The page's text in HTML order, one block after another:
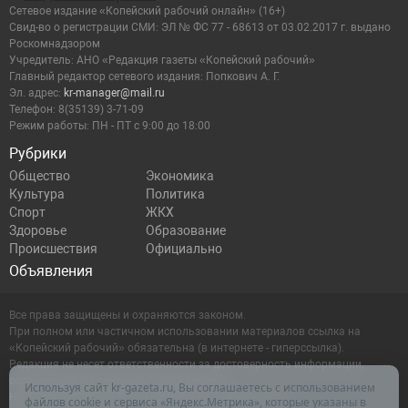
Рубрики
Общество
Экономика
Культура
Политика
Спорт
ЖКХ
Здоровье
Образование
Происшествия
Официально
Объявления
Сетевое издание «Копейский рабочий онлайн» (16+)
Cвид-во о регистрации СМИ: ЭЛ № ФС 77 - 68613 от 03.02.2017 г. выдано
Роскомнадзором
Учредитель: АНО «Редакция газеты «Копейский рабочий»
Главный редактор сетевого издания: Попкович А. Г.
Эл. адрес: kr-manager@mail.ru
Телефон: 8(35139) 3-71-09
Режим работы: ПН - ПТ с 9:00 до 18:00
Все права защищены и охраняются законом.
При полном или частичном использовании материалов ссылка на
«Копейский рабочий» обязательна (в интернете - гиперссылка).
Редакция не несет ответственности за достоверность информации,
содержащейся в рекламных объявлениях.
Настоящий ресурс может содержать материалы 16+
Используя сайт kr-gazeta.ru, Вы соглашаетесь с использованием
файлов cookie и сервиса «Яндекс.Метрика», которые указаны в